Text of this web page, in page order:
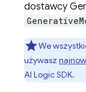
dostawcy
We
używasz
AI LogicSDK.